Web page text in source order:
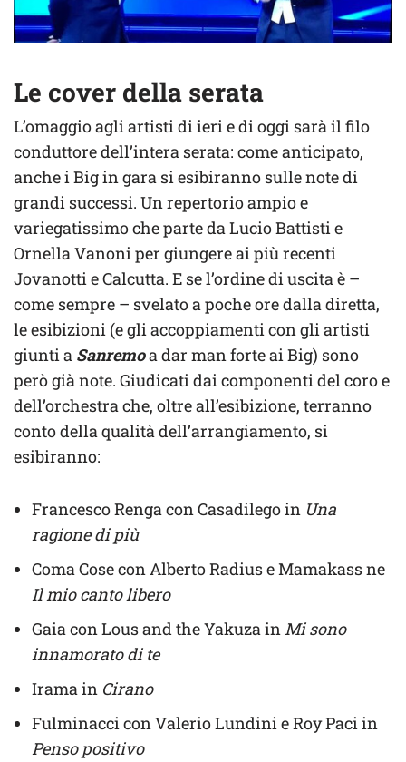
Le cover della serata
L’omaggio agli artisti di ieri e di oggi sarà il filo
conduttore dell’intera serata: come anticipato,
anche i Big in gara si esibiranno sulle note di
grandi successi. Un repertorio ampio e
variegatissimo che parte da Lucio Battisti e
Ornella Vanoni per giungere ai più recenti
Jovanotti e Calcutta. E se l’ordine di uscita è –
come sempre – svelato a poche ore dalla diretta,
le esibizioni (e gli accoppiamenti con gli artisti
giunti a Sanremoa dar man forte ai Big) sono
però già note. Giudicati dai componenti del coro e
dell’orchestra che, oltre all’esibizione, terranno
conto della qualità dell’arrangiamento, si
esibiranno:
Francesco Renga con Casadilego in Una
ragione di più
Coma Cose con Alberto Radius e Mamakass ne
Il mio canto libero
Gaia con Lous and the Yakuza in Mi sono
innamorato di te
Irama in Cirano
Fulminacci con Valerio Lundini e Roy Paci in
Penso positivo